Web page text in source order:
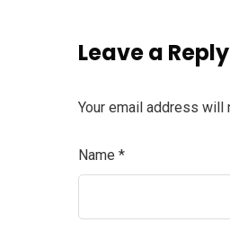
Leave a Reply
Your email address will
Name *